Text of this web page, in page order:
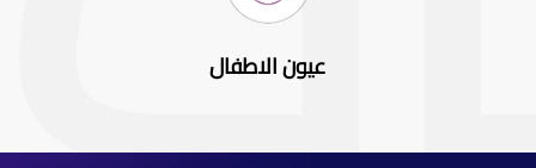
عيون الاطفال